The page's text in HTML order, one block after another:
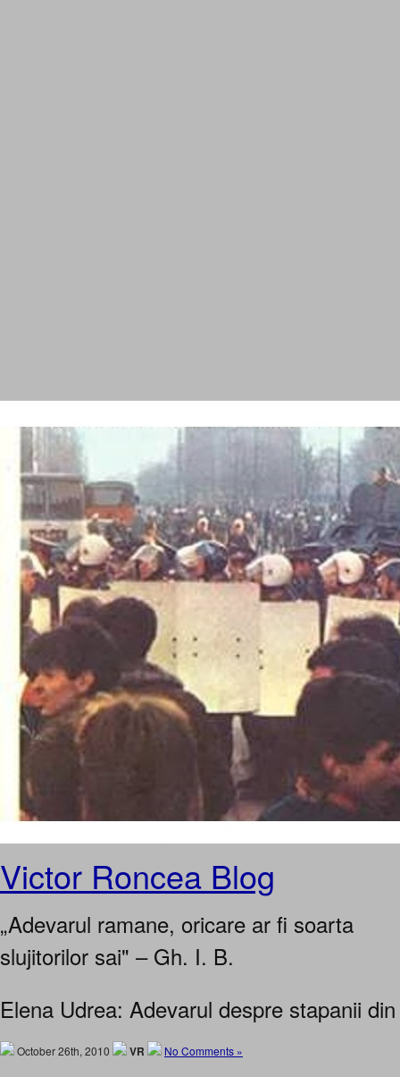
Victor Roncea Blog
„Adevarul ramane, oricare ar fi soarta
slujitorilor sai" – Gh. I. B.
Elena Udrea: Adevarul despre stapanii
October 26th, 2010 VR No Comments »